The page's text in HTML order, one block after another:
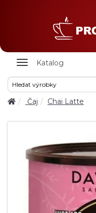
Zobrazit
Katalog
Čaj Chai Latte